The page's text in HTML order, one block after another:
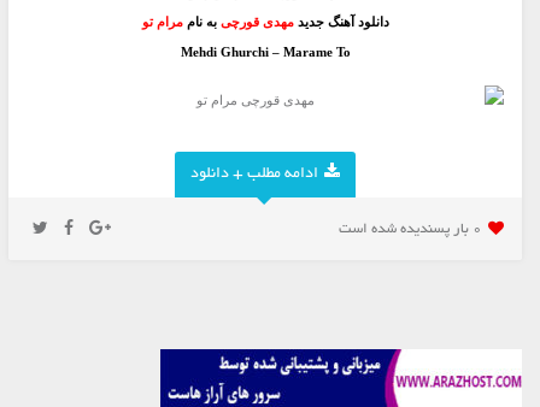
دانلود آهنگ جدید مهدی قورچی به ناممرام تو
Mehdi Ghurchi – Marame To
ادامه مطلب + دانلود
0 بار پسنديده شده است